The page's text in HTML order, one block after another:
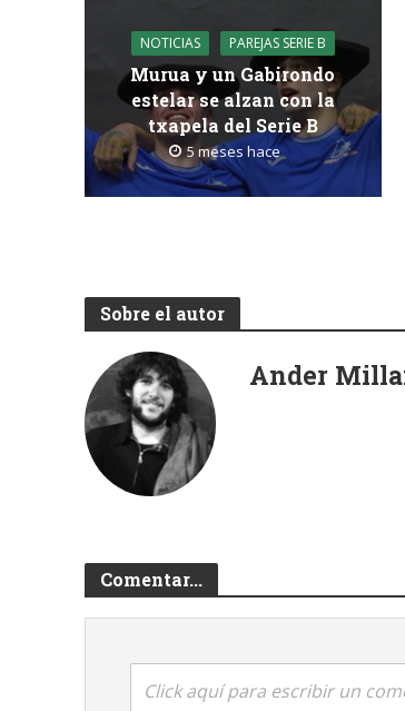
NOTICIAS PAREJAS SERIE B
Murua y un Gabirondo
estelar se alzan con la
txapela del Serie B
5 meses hace
Sobre el autor
Ander
Comentar...
Click aquí para escribir un